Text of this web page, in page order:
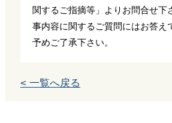
関するご指摘等」よりお問合せ下
事内容に関するご質問にはお答え
予めご了承下さい。
< 一覧へ戻る